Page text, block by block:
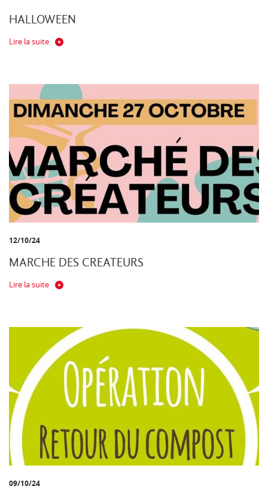
HALLOWEEN
Lire la suite
12/10/24
MARCHE DES CREATEURS
Lire la suite
09/10/24